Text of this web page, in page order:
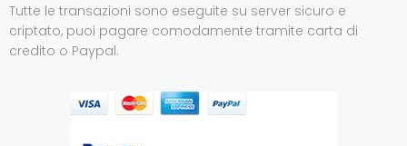
Tutte le transazioni sono eseguite su server sicuro e
criptato, puoi pagare comodamente tramite carta di
credito o Paypal.